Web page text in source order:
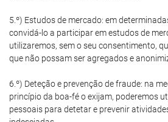
5.º) Estudos de mercado: em
convidá-lo a participar em estudos de
utilizaremos, sem o seu consentimento,
que não possam ser agregados e
6.º) Deteção e prevenção de fraude: na
princípio da boa-fé o exijam, poderemos
pessoais para detetar e prevenir